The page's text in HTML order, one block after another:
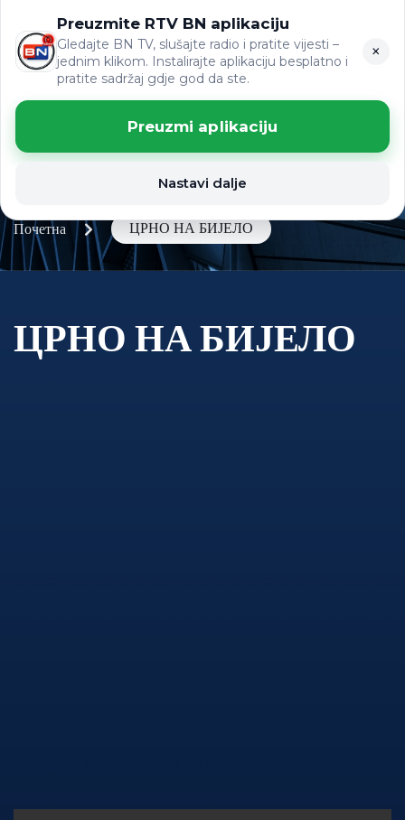
ВИЈЕСТИ LAT
Preuzmite RTV BN aplikaciju
Gledajte BN TV, slušajte radio i pratite vijesti –
jednim klikom. Instalirajte aplikaciju besplatno i
pratite sadržaj gdje god da ste.
×
Preuzmi aplikaciju
Nastavi dalje
Почетна ЦРНО НА БИЈЕЛО
ЦРНО НА БИЈЕЛО